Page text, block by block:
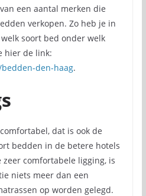
een aantal merken die
verkopen. Zo heb je in
soort bed onder welk
hier de link:
den-haag.
dat is ook de
bedden in de betere hotels
comfortabele ligging, is
niets meer dan een
op worden gelegd.